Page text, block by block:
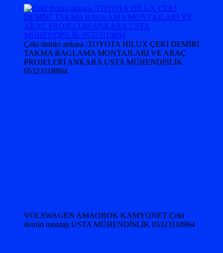
Çeki demiri ankara /TOYOTA HILUX ÇEKİ DEMİRİ
TAKMA BAGLAMA MONTAJLARI VE ARAÇ
PROJELERİ ANKARA USTA MÜHENDİSLİK
05323118894
VOLSWAGEN AMAOROK KAMYONET Çeki
demiri montajı USTA MÜHENDİSLİK 05323118894